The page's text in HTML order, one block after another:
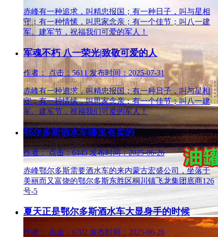
赤峰有一种追求，叫精忠报国；有一种日子，叫与星相
守；有一种情愫，叫思家念亲；有一个佳节；叫八一建
军。建军节，祝福我们可爱的军人！
军魂不朽 八一荣光|致敬可爱的人
作者： 点击：5611 发布时间：2025-07-31
赤峰有一种追求，叫精忠报国；有一种日子，叫与星相
守；有一种情愫，叫思家念亲；有一个佳节；叫八一建
军。建军节，祝福我们可爱的军人！
鄂尔多斯酒水车哪里有卖的
作者： 点击：6445 发布时间：2025-06-26
赤峰鄂尔多斯需要酒水车的来内蒙古宏盛公司，坐落于
美丽而又富饶的鄂尔多斯东胜区桐川镇飞龙集团底商126
号-5
夏天正是鄂尔多斯酒水车大显身手的时候
作者： 点击：6702 发布时间：2025-06-26